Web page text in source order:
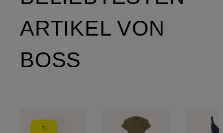
ARTIKEL VON
BOSS